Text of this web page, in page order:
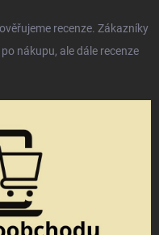
recenze. Zákazníky
nákupu, ale dále recenze